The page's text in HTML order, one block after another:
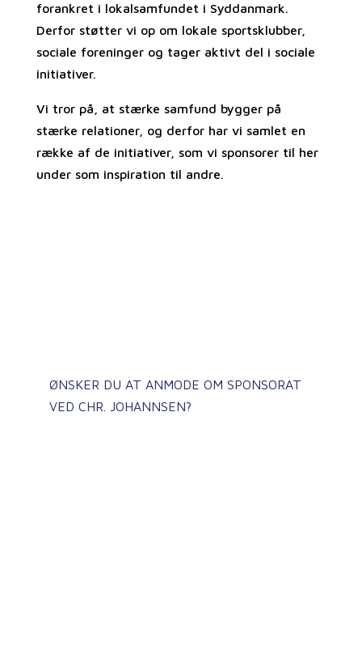
forankret i lokalsamfundet i Syddanmark.
Derfor støtter vi op om lokale sportsklubber,
sociale foreninger og tager aktivt del i sociale
initiativer.
Vi tror på, at stærke samfund bygger på
stærke relationer, og derfor har vi samlet en
række af de initiativer, som vi sponsorer til her
under som inspiration til andre.
ØNSKER DU AT ANMODE OM SPONSORAT
VED CHR. JOHANNSEN?